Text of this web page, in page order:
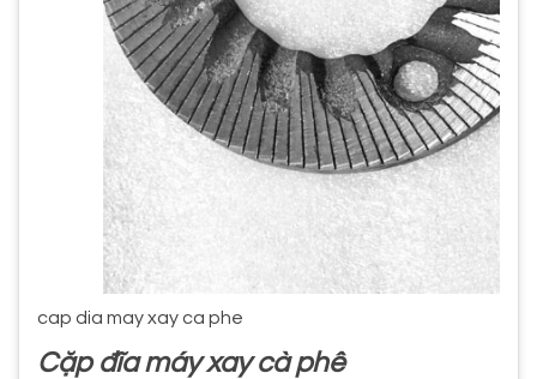
cap dia may xay ca phe
Cặp đĩa máy xay cà phê